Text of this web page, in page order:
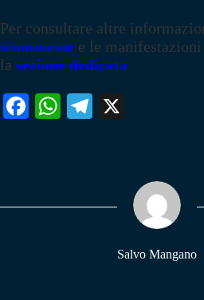
Per consultare altre
scommesse e le
la sezione dedicata
Fa W
pp
Te
m
Salvo Mangano